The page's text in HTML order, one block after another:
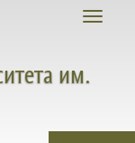
Toggle
им.